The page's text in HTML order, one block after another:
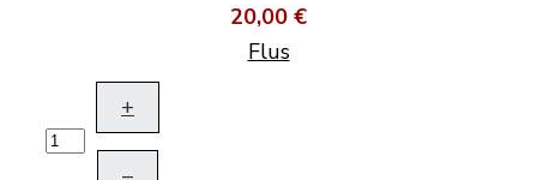
20,00 €
Flus
+